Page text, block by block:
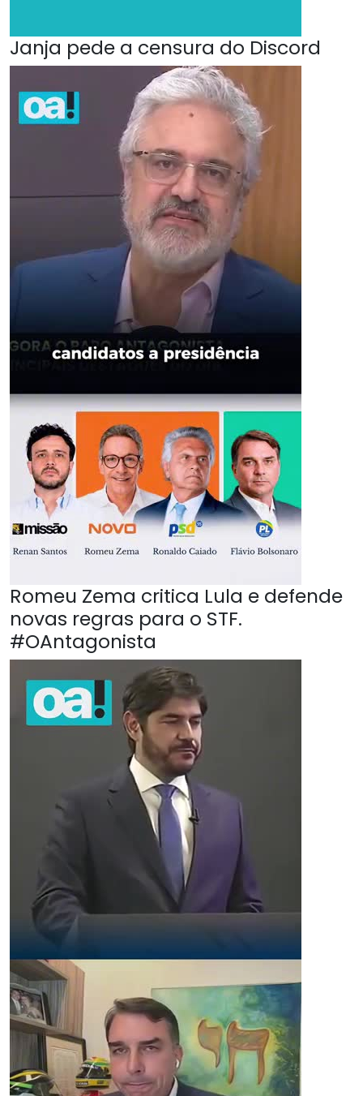
Janja pede a censura do Discord
Romeu Zema critica Lula e defende
novas regras para o STF.
#OAntagonista